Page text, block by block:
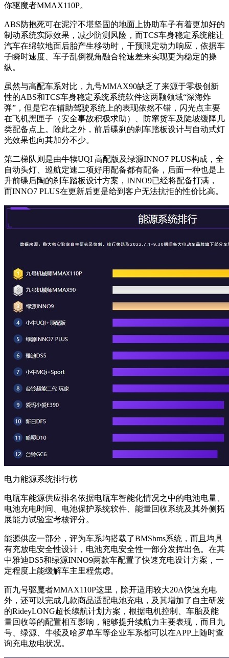
你驱魔者MMAX110P。
ABS防抱死可在泥泞不堪坚固的地面上协助车子有着更加好的
制动系统实际效果，减少防测风险，而TCS车身稳定系统能让
汽车在绵软地面后胎产生移动时，干预限定动力响应，依据车
子瞬时速度、车子乱倒视角融合轮速差来实现更为稳定的操
纵。
虽然与高配车系对比，九号MMAX90缺乏了来源于零极创新
性的ABS和TCS车身稳定系统系统软件这两颗领域“深海炸
弹”，但是它在辅助驾驶系统上的表现依然不错，闪光点主要
在飞机黑匣子（安全事故积极求助）、防窜货车及陡坡缓降几
类配备点上。除此之外，前后碟刹的刹车踏板设计与自动式灯
光效果也向其加分不少。
第二梯队则是由牛犊UQI 高配版及绿源INNO7 PLUS构成，全
自动头灯、巡航定速二项好用配备都有配备，后面一种也是上
升前碟后陶的刹车踏板设计方案，INNO9已经将配备打满，
而INNO7 PLUS在更新后更是给到客户无法抗拒的性价比高。
电力能源系统排行榜
电瓶车能源供应排名依据电瓶车智能化情况之中的电池电量、
电池充电时间、电池保护系统软件、能量回收系统及其外侧拓
展能力试验室考核评分。
能源供应一部分，评为车系均搭载了BMSbms系统，而且均具
有充放电安全性设计，电池充电安全性一部分发挥出色。在其
中雅迪DS5和绿源INNO9两款车配置了快速充电设计方案，一
定程度上能缓解车主里程焦虑。
而九号驱魔者MMAX110P这里，除开适用较大20A快速充电
外，还可以完成几款商品适配电池充电，及其增加了自主研发
的RideyLONG超长续航计划方案，根据电机控制、车胎及能
量回收等的配置相互影响，能够提升续航力主要表现，而且九
号、绿源、牛犊及哈罗单车等企业车系都可以在APP上随时查
询充电放电状况。